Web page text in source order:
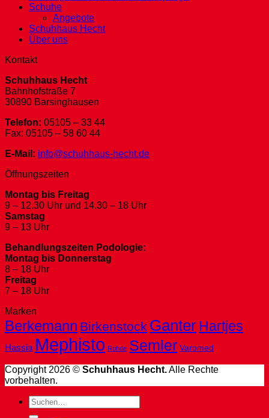
Schuhe
Angebote
Schuhhaus Hecht
Über uns
Kontakt
Schuhhaus Hecht
Bahnhofstraße 7
30890 Barsinghausen
Telefon: 05105 – 33 44
Fax: 05105 – 58 60 44
E-Mail: info@schuhhaus-hecht.de
Öffnungszeiten
Montag bis Freitag
9 – 12.30 Uhr und 14.30 – 18 Uhr
Samstag
9 – 13 Uhr
Behandlungszeiten Podologie:
Montag bis Donnerstag
8 – 18 Uhr
Freitag
7 – 18 Uhr
Marken
Berkemann Birkenstock GanterHartjes
Hassia Mephisto Rohde Semler Varomed
Copyright 2026 © Schuhhaus Hecht.Alle Rechte
vorbehalten.
Suche
nach: